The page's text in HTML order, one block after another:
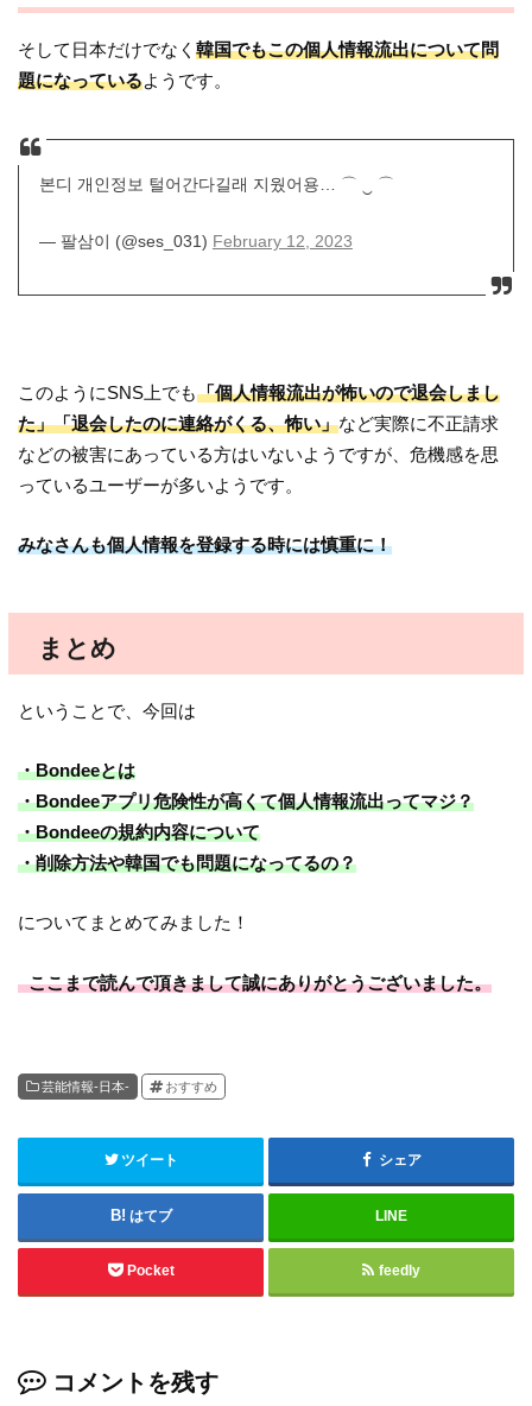
そして日本だけでなく韓国でもこの個人情報流出について問
題になっているようです。
본디 개인정보 털어간다길래 지웠어용… ⌒ ‿ ⌒
— 팔삼이 (@ses_031) February 12, 2023
このようにSNS上でも「個人情報流出が怖いので退会しまし
た」「退会したのに連絡がくる、怖い」など実際に不正請求
などの被害にあっている方はいないようですが、危機感を思
っているユーザーが多いようです。
みなさんも個人情報を登録する時には慎重に！
まとめ
ということで、今回は
・Bondeeとは
・Bondeeアプリ危険性が高くて個人情報流出ってマジ？
・Bondeeの規約内容について
・削除方法や韓国でも問題になってるの？
についてまとめてみました！
ここまで読んで頂きまして誠にありがとうございました。
芸能情報-日本- おすすめ
ツイート シェア
はてブ LINE
Pocket feedly
コメントを残す